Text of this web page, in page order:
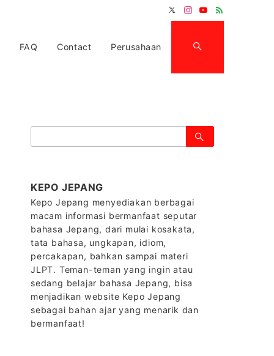
FAQ Contact Perusahaan
索：
KEPO JEPANG
Kepo Jepang menyediakan berbagai
macam informasi bermanfaat seputar
bahasa Jepang, dari mulai kosakata,
tata bahasa, ungkapan, idiom,
percakapan, bahkan sampai materi
JLPT. Teman-teman yang ingin atau
sedang belajar bahasa Jepang, bisa
menjadikan website Kepo Jepang
sebagai bahan ajar yang menarik dan
bermanfaat!